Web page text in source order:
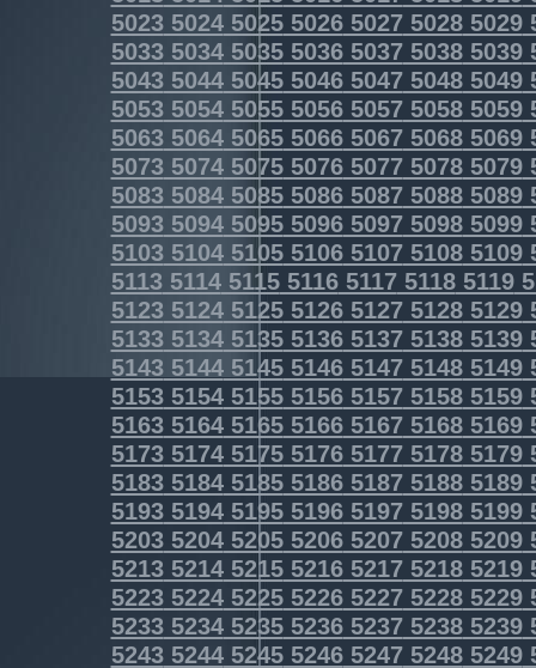
5023502450255026502750285029
5033503450355036503750385039
5043504450455046504750485049
5053505450555056505750585059
5063506450655066506750685069
5073507450755076507750785079
5083508450855086508750885089
5093509450955096509750985099
5103510451055106510751085109
5113511451155116511751185119
5123512451255126512751285129
5133513451355136513751385139
5143514451455146514751485149
5153515451555156515751585159
5163516451655166516751685169
5173517451755176517751785179
5183518451855186518751885189
5193519451955196519751985199
5203520452055206520752085209
5213521452155216521752185219
5223522452255226522752285229
5233523452355236523752385239
5243524452455246524752485249